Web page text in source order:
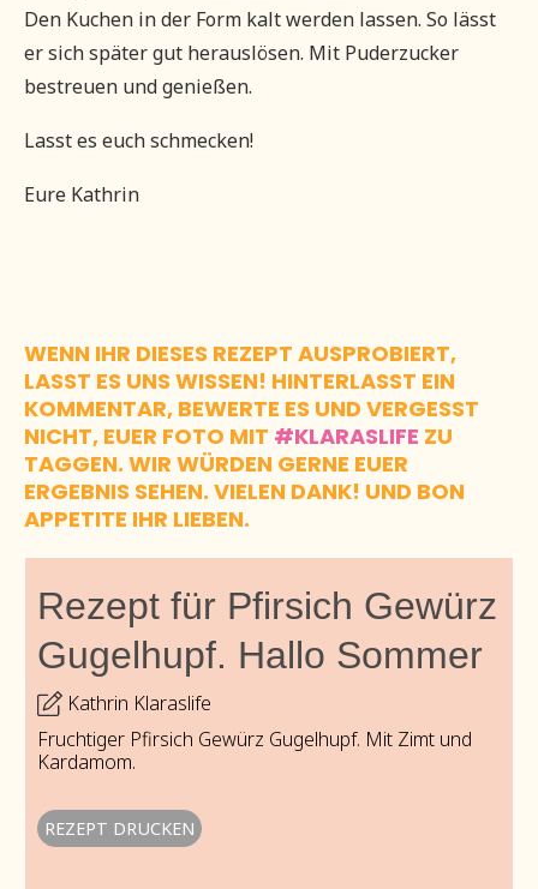
Den Kuchen in der Form kalt werden lassen. So lässt
er sich später gut herauslösen. Mit Puderzucker
bestreuen und genießen.
Lasst es euch schmecken!
Eure Kathrin
WENN IHR DIESES REZEPT AUSPROBIERT,
LASST ES UNS WISSEN! HINTERLASST EIN
KOMMENTAR, BEWERTE ES UND VERGESST
NICHT, EUER FOTO MIT #KLARASLIFE ZU
TAGGEN. WIR WÜRDEN GERNE EUER
ERGEBNIS SEHEN. VIELEN DANK! UND BON
APPETITE IHR LIEBEN.
Rezept für Pfirsich Gewürz
Gugelhupf. Hallo Sommer
Kathrin Klaraslife
Fruchtiger Pfirsich Gewürz Gugelhupf. Mit Zimt und
Kardamom.
REZEPT DRUCKEN